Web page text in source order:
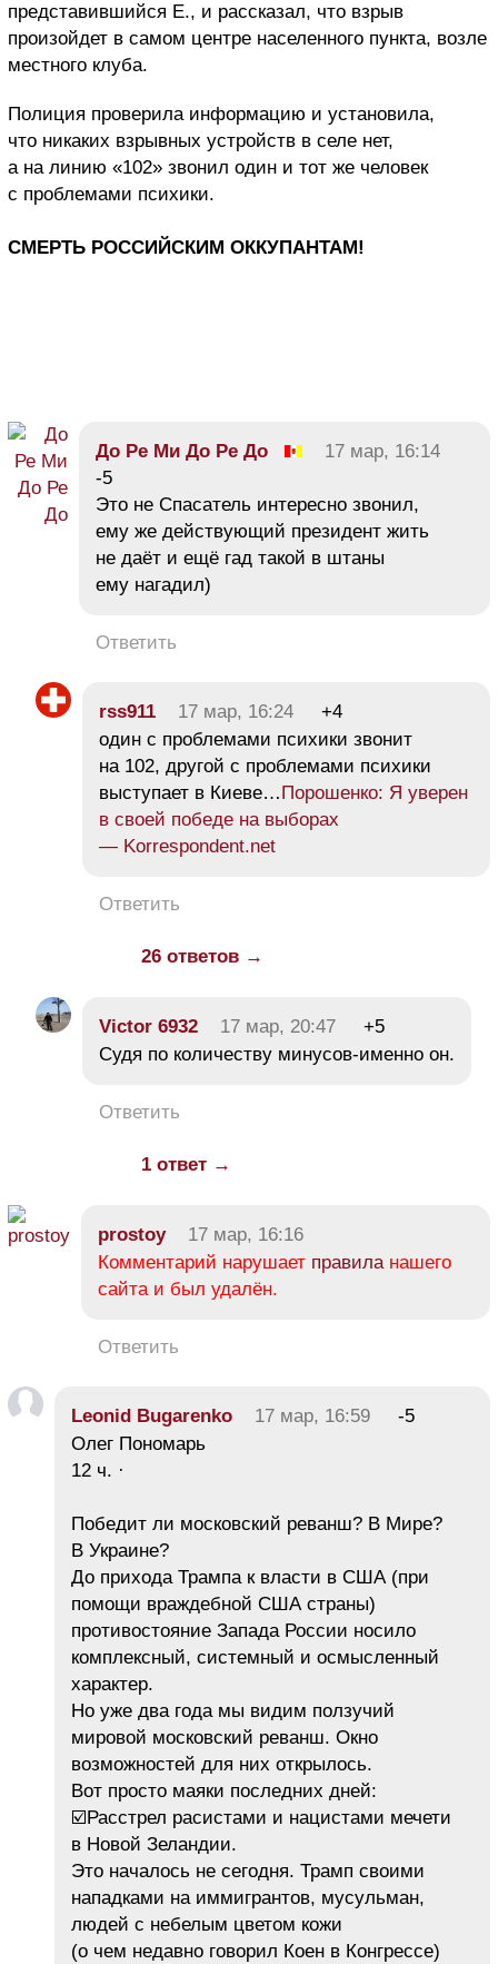
представившийся Е., и рассказал, что взрыв
произойдет в самом центре населенного пункта, возле
местного клуба.
Полиция проверила информацию и установила,
что никаких взрывных устройств в селе нет,
а на линию «102» звонил один и тот же человек
с проблемами психики.
СМЕРТЬ РОССИЙСКИМ ОККУПАНТАМ!
До Ре Ми До Ре До
17 мар, 16:14
-5
Это не Спасатель интересно звонил,
ему же действующий президент жить
не даёт и ещё гад такой в штаны
ему нагадил)
Ответить
rss911 17 мар, 16:24
+4
один с проблемами психики звонит
на 102, другой с проблемами психики
выступает в Киеве… Порошенко: Я уверен
в своей победе на выборах
— Korrespondent.net
Ответить
26 ответов →
Victor 6932 17 мар, 20:47
+5
Судя по количеству минусов-именно он.
Ответить
1 ответ →
prostoy
17 мар, 16:16
Комментарий нарушает правиланашего
сайта и был удалён.
Ответить
Leonid Bugarenko 17 мар, 16:59
-5
Олег Пономарь
12 ч. ·
Победит ли московский реванш? В Мире?
В Украине?
До прихода Трампа к власти в США (при
помощи враждебной США страны)
противостояние Запада России носило
комплексный, системный и осмысленный
характер.
Но уже два года мы видим ползучий
мировой московский реванш. Окно
возможностей для них открылось.
Вот просто маяки последних дней:
☑️Расстрел расистами и нацистами мечети
в Новой Зеландии.
Это началось не сегодня. Трамп своими
нападками на иммигрантов, мусульман,
людей с небелым цветом кожи
(о чем недавно говорил Коен в Конгрессе)